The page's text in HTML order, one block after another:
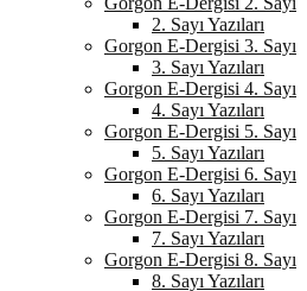
2. Sayı Yazıları
Gorgon E-Dergisi 3. Sayı
3. Sayı Yazıları
Gorgon E-Dergisi 4. Sayı
4. Sayı Yazıları
Gorgon E-Dergisi 5. Sayı
5. Sayı Yazıları
Gorgon E-Dergisi 6. Sayı
6. Sayı Yazıları
Gorgon E-Dergisi 7. Sayı
7. Sayı Yazıları
Gorgon E-Dergisi 8. Sayı
8. Sayı Yazıları